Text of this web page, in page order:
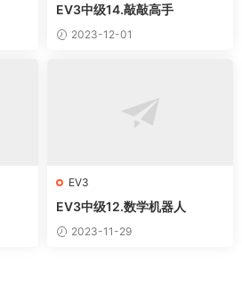
EV3中级14.敲敲高手
2023-12-01
EV3
EV3中级12.数学机器人
2023-11-29